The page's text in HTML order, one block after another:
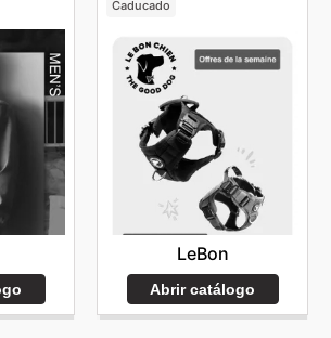
Caducado
LeBon
Abrir catálogo